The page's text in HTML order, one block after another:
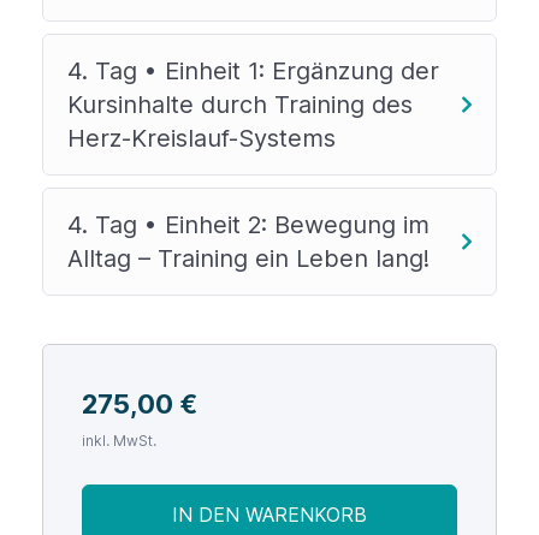
4. Tag • Einheit 1: Ergänzung der
Kursinhalte durch Training des
Herz-Kreislauf-Systems
4. Tag • Einheit 2: Bewegung im
Alltag – Training ein Leben lang!
275,00 €
inkl. MwSt.
IN DEN WARENKORB